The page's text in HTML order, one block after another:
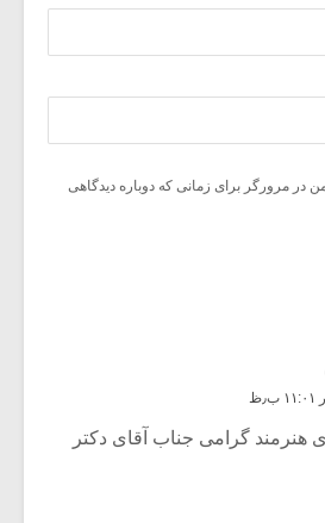
در مرورگر برای زمانی که دوباره دیدگاهی
هنرمند گرامی جناب آقای دکتر